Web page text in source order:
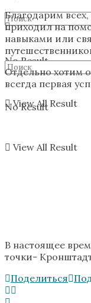
No Result
View All Result
No Result
View All Result
Благодарим
приходил на
навыками или
Отдельно хотим
всегда первая
В настоящее
точки-
Поделиться